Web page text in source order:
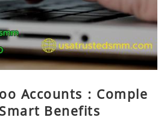
Accounts : Comple
Benefits